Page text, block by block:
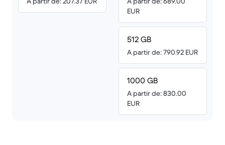
EUR
512 GB
A partir de: 790.92 EUR
1000 GB
A partir de: 830.00
EUR